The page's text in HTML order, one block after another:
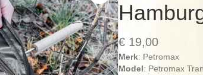
€ 19,00
Merk: Petromax
Model: Petromax